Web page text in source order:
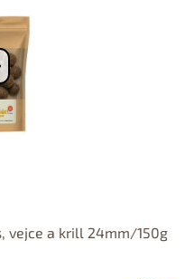
vejce a krill 24mm/150g